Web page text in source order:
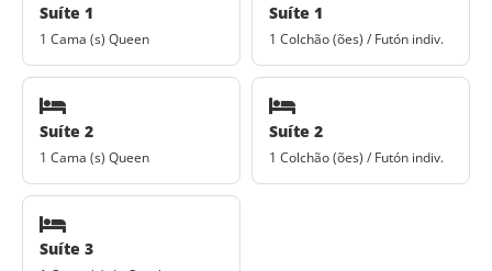
Suíte 1
1 Cama (s) Queen
Suíte 1
1 Colchão (ões) / Futón indiv.
Suíte 2
1 Cama (s) Queen
Suíte 2
1 Colchão (ões) / Futón indiv.
Suíte 3